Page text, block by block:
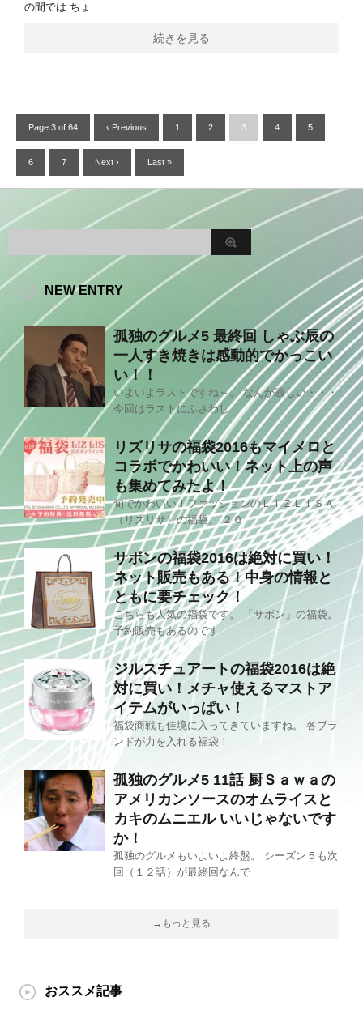
の間では ちょ
続きを見る
Page 3 of 64 ‹ Previous 1 2 3 4 5
6 7 Next › Last »
NEW ENTRY
孤独のグルメ5 最終回 しゃぶ辰の
一人すき焼きは感動的でかっこい
い！！
いよいよラストですね～。 なんか寂しい・・・
今回はラストにふさわし
リズリサの福袋2016もマイメロと
コラボでかわいい！ネット上の声
も集めてみたよ！
旬でかわいい！ファッションのＬＩＺＬＩＳＡ
（リズリサ）の福袋。 ２０
サボンの福袋2016は絶対に買い！
ネット販売もある！中身の情報と
ともに要チェック！
こちらも人気の福袋です。 「サボン」の福袋。
予約販売もあるのです
ジルスチュアートの福袋2016は絶
対に買い！メチャ使えるマストア
イテムがいっぱい！
福袋商戦も佳境に入ってきていますね。 各ブラ
ンドが力を入れる福袋！
孤独のグルメ5 11話 厨Ｓａｗａの
アメリカンソースのオムライスと
カキのムニエル いいじゃないです
か！
孤独のグルメもいよいよ終盤。 シーズン５も次
回（１２話）が最終回なんで
→もっと見る
おススメ記事